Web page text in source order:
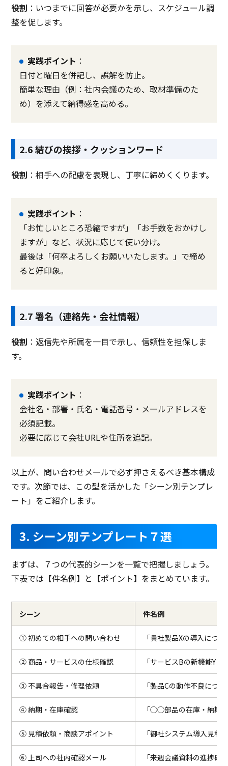
役割 ：いつまでに回答が必要かを示し、スケジュール調
整を促します。
実践ポイント ：
日付と曜日を併記し、誤解を防止。
簡単な理由（例：社内会議のため、取材準備のた
め）を添えて納得感を高める。
2.6 結びの挨拶・クッションワード
役割 ：相手への配慮を表現し、丁寧に締めくくります。
実践ポイント ：
「お忙しいところ恐縮ですが」「お手数をおかけし
ますが」など、状況に応じて使い分け。
最後は「何卒よろしくお願いいたします。」で締め
ると好印象。
2.7 署名（連絡先・会社情報）
役割 ：返信先や所属を一目で示し、信頼性を担保しま
す。
実践ポイント ：
会社名・部署・氏名・電話番号・メールアドレスを
必須記載。
必要に応じて会社URLや住所を追記。
以上が、問い合わせメールで必ず押さえるべき基本構成
です。次節では、この型を活かした「シーン別テンプレ
ート」をご紹介します。
3. シーン別テンプレート７選
まずは、７つの代表的シーンを一覧で把握しましょう。
下表では【件名例】と【ポイント】をまとめています。
シーン 件名例
① 初めての相手への問い合わせ 「貴社製品Xの導入につ
② 商品・サービスの仕様確認 「サービスBの新機能Y
③ 不具合報告・修理依頼 「製品Cの動作不良につ
④ 納期・在庫確認 「◯◯部品の在庫・納期
⑤ 見積依頼・商談アポイント 「御社システム導入見積
⑥ 上司への社内確認メール 「来週会議資料の進捗確